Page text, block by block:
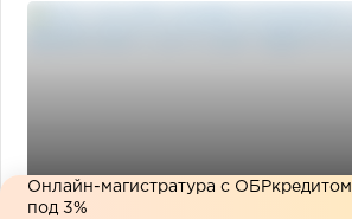
Онлайн-магистратура с ОБРкредитом
под 3%